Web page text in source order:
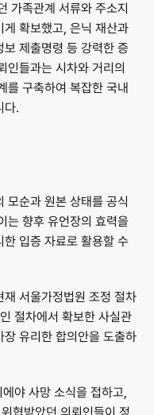
가족관계 서류와 주소지
확보했고, 은닉 재산과
제출명령 등 강력한 증
인들과는 시차와 거리의
를 구축하여 복잡한 국내
다.
모순과 원본 상태를 공식
는 향후 유언장의 효력을
입증 자료로 활용할 수
서울가정법원 조정 절차
절차에서 확보한 사실관
유리한 합의안을 도출하
야 사망 소식을 접하고,